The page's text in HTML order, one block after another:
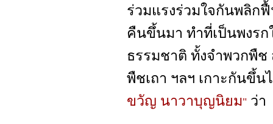
ร่วมแรงร่วมใจกันพลิก
คืนขึ้นมา ทำที่เป็นพงร
ธรรมชาติ ทั้งจำพวกพืช
พืชเถา ฯลฯ เกาะกันขึ้
ขวัญ นาวาบุญนิยม" ว่า